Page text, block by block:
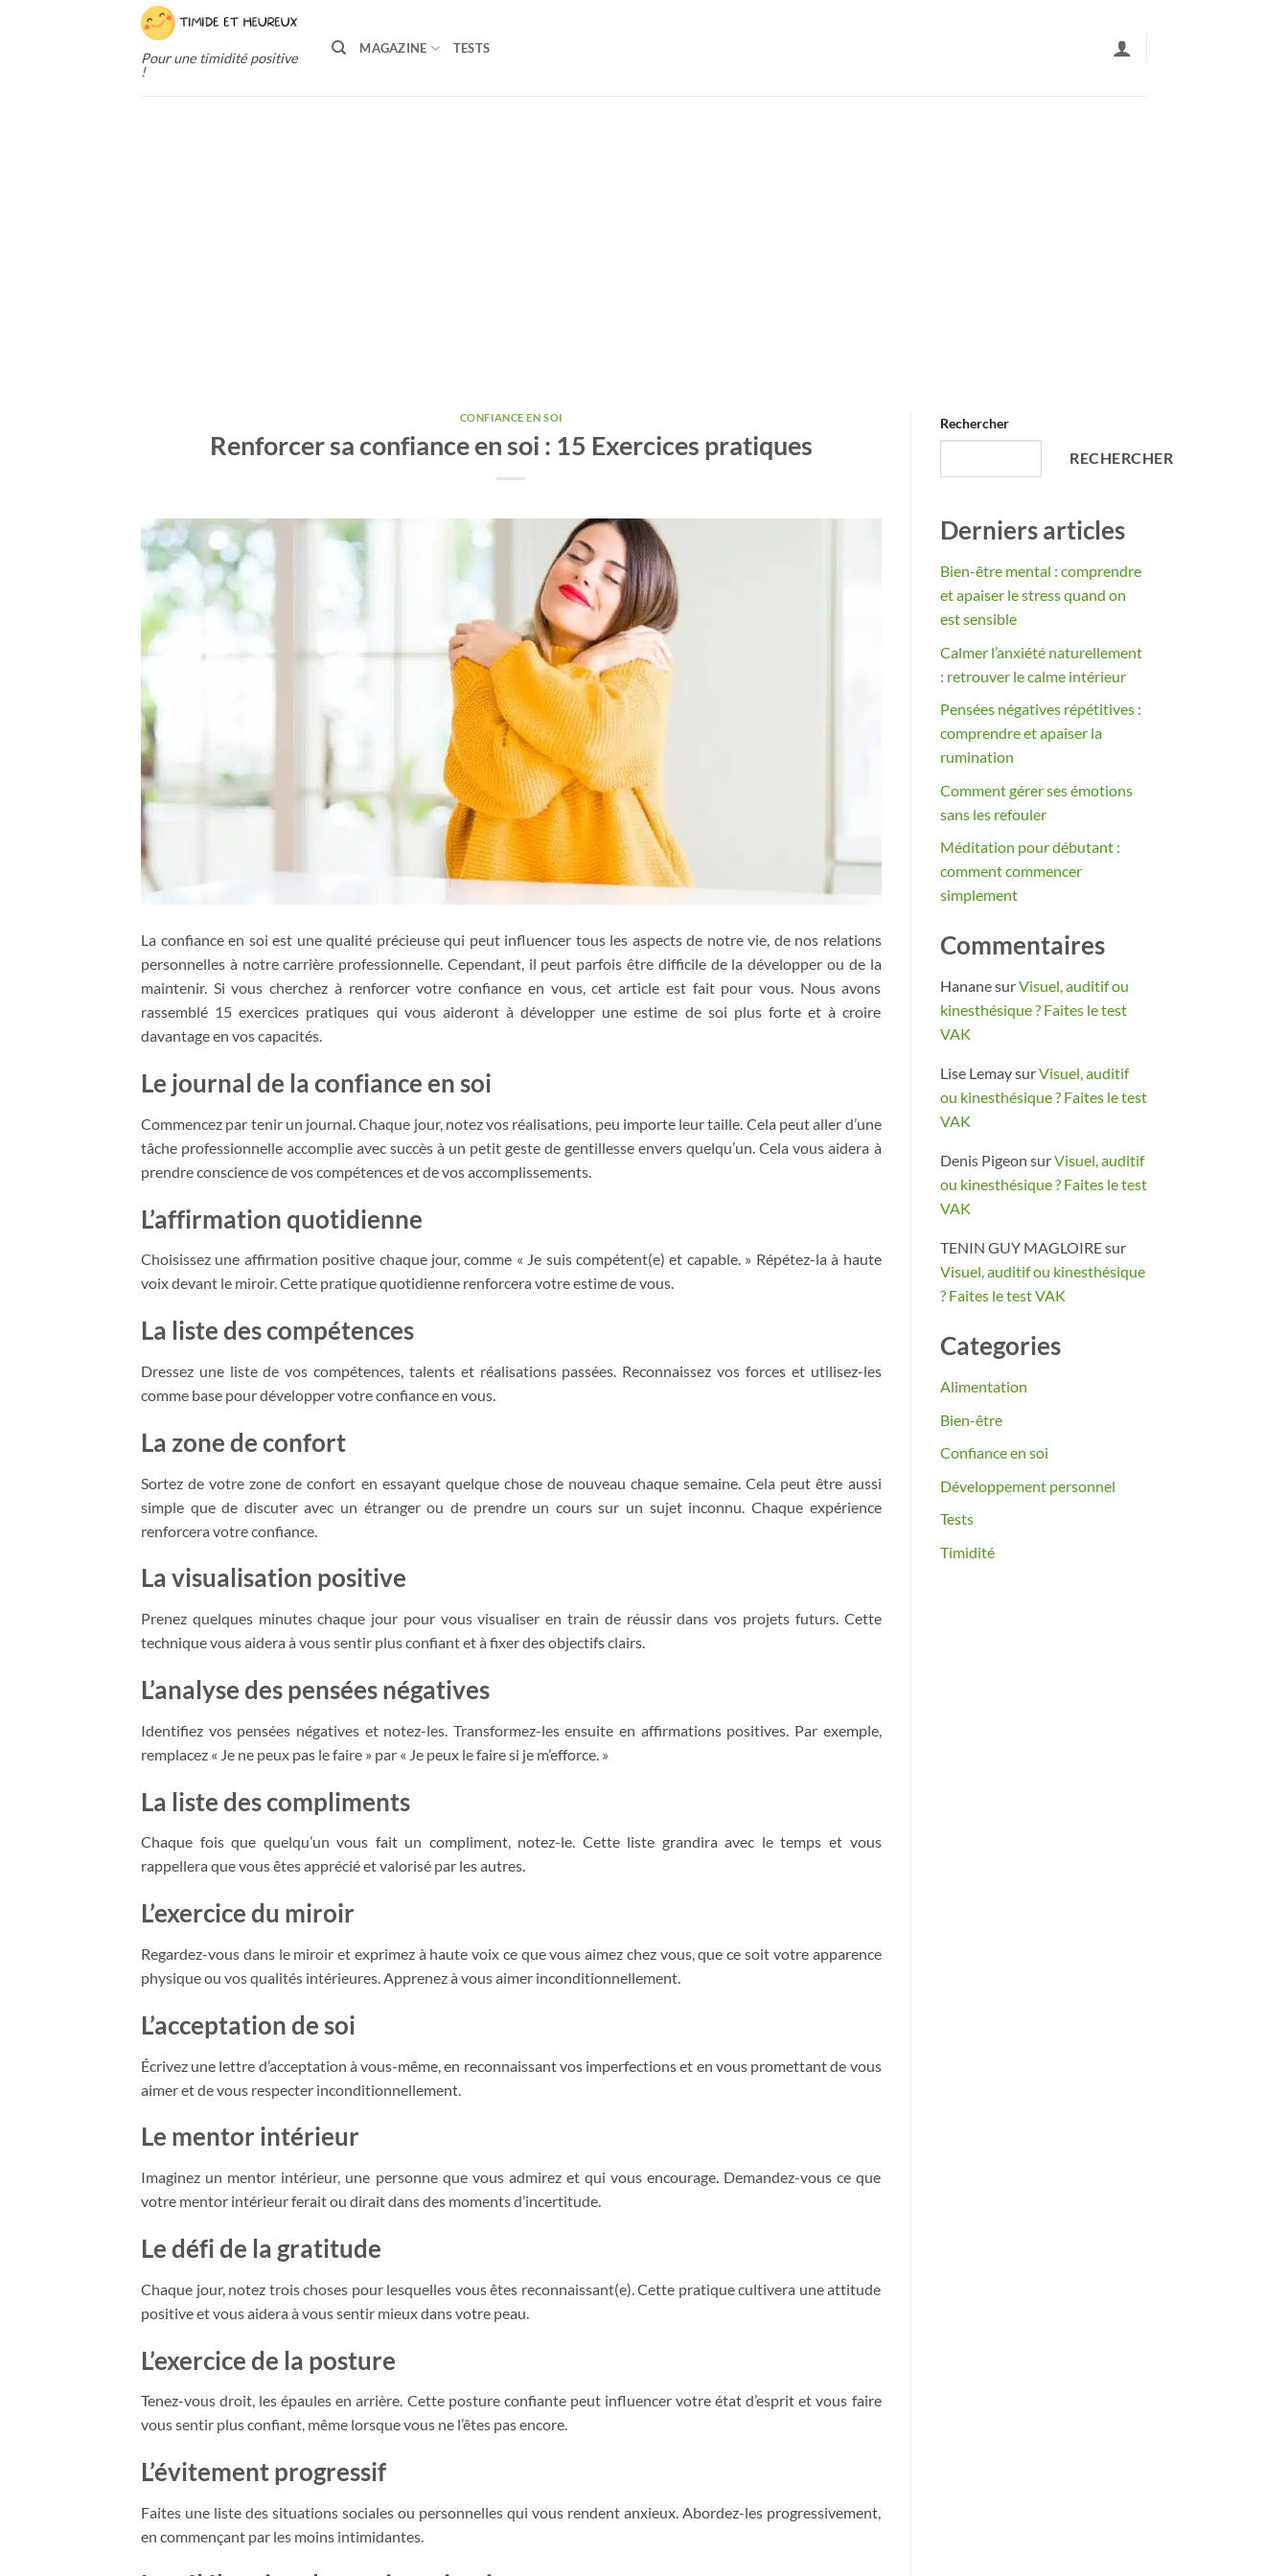
Pour une timidité positive
!
MAGAZINE TESTS
CONFIANCE EN SOI
Renforcer sa confiance en soi : 15 Exercices pratiques
La confiance en soi est une qualité précieuse qui peut influencer tous les aspects de notre vie, de nos relations
personnelles à notre carrière professionnelle. Cependant, il peut parfois être difficile de la développer ou de la
maintenir. Si vous cherchez à renforcer votre confiance en vous, cet article est fait pour vous. Nous avons
rassemblé 15 exercices pratiques qui vous aideront à développer une estime de soi plus forte et à croire
davantage en vos capacités.
Le journal de la confiance en soi
Commencez par tenir un journal. Chaque jour, notez vos réalisations, peu importe leur taille. Cela peut aller d’une
tâche professionnelle accomplie avec succès à un petit geste de gentillesse envers quelqu’un. Cela vous aidera à
prendre conscience de vos compétences et de vos accomplissements.
L’affirmation quotidienne
Choisissez une affirmation positive chaque jour, comme « Je suis compétent(e) et capable. » Répétez-la à haute
voix devant le miroir. Cette pratique quotidienne renforcera votre estime de vous.
La liste des compétences
Dressez une liste de vos compétences, talents et réalisations passées. Reconnaissez vos forces et utilisez-les
comme base pour développer votre confiance en vous.
La zone de confort
Sortez de votre zone de confort en essayant quelque chose de nouveau chaque semaine. Cela peut être aussi
simple que de discuter avec un étranger ou de prendre un cours sur un sujet inconnu. Chaque expérience
renforcera votre confiance.
La visualisation positive
Prenez quelques minutes chaque jour pour vous visualiser en train de réussir dans vos projets futurs. Cette
technique vous aidera à vous sentir plus confiant et à fixer des objectifs clairs.
L’analyse des pensées négatives
Identifiez vos pensées négatives et notez-les. Transformez-les ensuite en affirmations positives. Par exemple,
remplacez « Je ne peux pas le faire » par « Je peux le faire si je m’efforce. »
La liste des compliments
Chaque fois que quelqu’un vous fait un compliment, notez-le. Cette liste grandira avec le temps et vous
rappellera que vous êtes apprécié et valorisé par les autres.
L’exercice du miroir
Regardez-vous dans le miroir et exprimez à haute voix ce que vous aimez chez vous, que ce soit votre apparence
physique ou vos qualités intérieures. Apprenez à vous aimer inconditionnellement.
L’acceptation de soi
Écrivez une lettre d’acceptation à vous-même, en reconnaissant vos imperfections et en vous promettant de vous
aimer et de vous respecter inconditionnellement.
Le mentor intérieur
Imaginez un mentor intérieur, une personne que vous admirez et qui vous encourage. Demandez-vous ce que
votre mentor intérieur ferait ou dirait dans des moments d’incertitude.
Le défi de la gratitude
Chaque jour, notez trois choses pour lesquelles vous êtes reconnaissant(e). Cette pratique cultivera une attitude
positive et vous aidera à vous sentir mieux dans votre peau.
L’exercice de la posture
Tenez-vous droit, les épaules en arrière. Cette posture confiante peut influencer votre état d’esprit et vous faire
vous sentir plus confiant, même lorsque vous ne l’êtes pas encore.
L’évitement progressif
Faites une liste des situations sociales ou personnelles qui vous rendent anxieux. Abordez-les progressivement,
en commençant par les moins intimidantes.
Rechercher
RECHERCHER
Derniers articles
Bien-être mental : comprendre
et apaiser le stress quand on
est sensible
Calmer l’anxiété naturellement
: retrouver le calme intérieur
Pensées négatives répétitives :
comprendre et apaiser la
rumination
Comment gérer ses émotions
sans les refouler
Méditation pour débutant :
comment commencer
simplement
Commentaires
HananesurVisuel, auditif ou
kinesthésique ? Faites le test
VAK
Lise LemaysurVisuel, auditif
ou kinesthésique ? Faites le test
VAK
Denis Pigeon surVisuel, auditif
ou kinesthésique ? Faites le test
VAK
TENIN GUY MAGLOIREsur
Visuel, auditif ou kinesthésique
? Faites le test VAK
Categories
Alimentation
Bien-être
Confiance en soi
Développement personnel
Tests
Timidité